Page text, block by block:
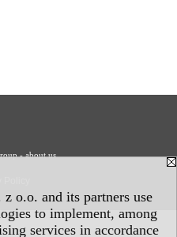
o.o. and its partners use
to implement, among
services in accordance
- about us